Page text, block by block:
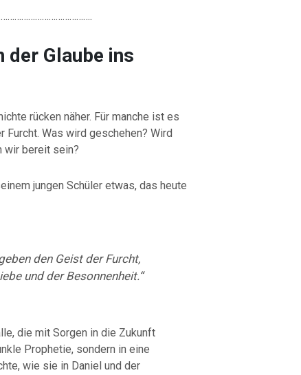
der Glaube ins
rücken näher. Für manche ist es
Furcht. Was wird geschehen? Wird
wir bereit sein?
jungen Schüler etwas, das heute
den Geist der Furcht,
und der Besonnenheit.“
die mit Sorgen in die Zukunft
Prophetie, sondern in eine
wie sie in Daniel und der